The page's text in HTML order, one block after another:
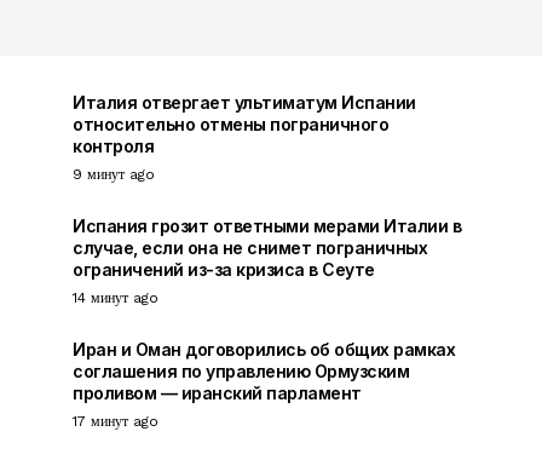
Италия отвергает ультиматум Испании
относительно отмены пограничного
контроля
9 минут ago
Испания грозит ответными мерами Италии в
случае, если она не снимет пограничных
ограничений из-за кризиса в Сеуте
14 минут ago
Иран и Оман договорились об общих рамках
соглашения по управлению Ормузским
проливом — иранский парламент
17 минут ago